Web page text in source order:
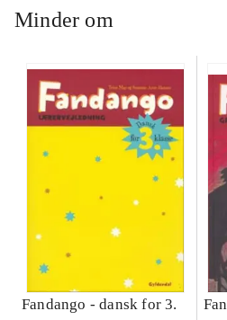
Minder om
Fandango - dansk for 3.